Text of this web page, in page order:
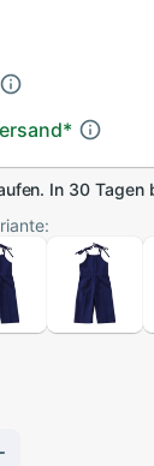
*
In 30 Tagen